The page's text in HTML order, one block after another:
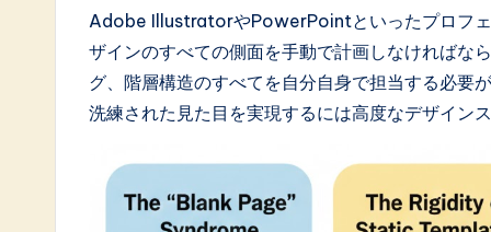
Adobe IllustratorやPowerPointといったプロフェ
ザインのすべての側面を手動で計画しなければな
グ、階層構造のすべてを自分自身で担当する必要
洗練された見た目を実現するには高度なデザイン